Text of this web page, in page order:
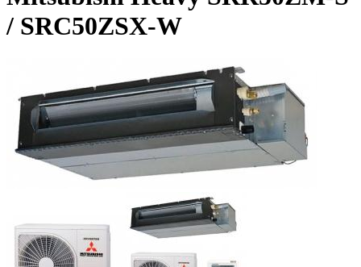
/ SRC50ZSX-W